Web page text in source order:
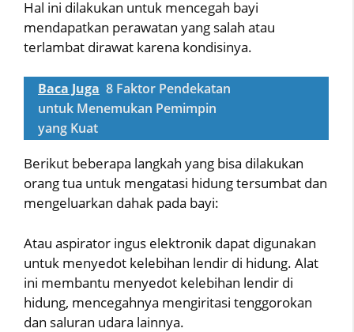
Hal ini dilakukan untuk mencegah bayi
mendapatkan perawatan yang salah atau
terlambat dirawat karena kondisinya.
Baca Juga 8 Faktor Pendekatan
untuk Menemukan Pemimpin
yang Kuat
Berikut beberapa langkah yang bisa dilakukan
orang tua untuk mengatasi hidung tersumbat dan
mengeluarkan dahak pada bayi:
Atau aspirator ingus elektronik dapat digunakan
untuk menyedot kelebihan lendir di hidung. Alat
ini membantu menyedot kelebihan lendir di
hidung, mencegahnya mengiritasi tenggorokan
dan saluran udara lainnya.